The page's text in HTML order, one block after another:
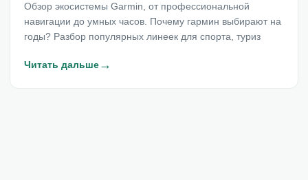
Обзор экосистемы Garmin, от профессиональной
навигации до умных часов. Почему гармин выбирают на
годы? Разбор популярных линеек для спорта, туриз
Читать дальше→